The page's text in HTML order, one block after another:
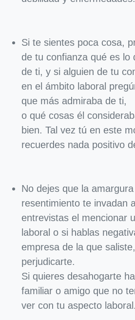
Si te sientes poca cosa,
de tu confianza qué es lo
de ti, y si alguien de tu
en el ámbito laboral
que más admiraba de ti,
o qué cosas él
bien. Tal vez tú en este
recuerdes nada positivo
No dejes que la amargura
resentimiento te invadan
entrevistas el mencionar
laboral o si hablas
empresa de la que
perjudicarte.
Si quieres desahogarte
familiar o amigo que no
ver con tu aspecto laboral.